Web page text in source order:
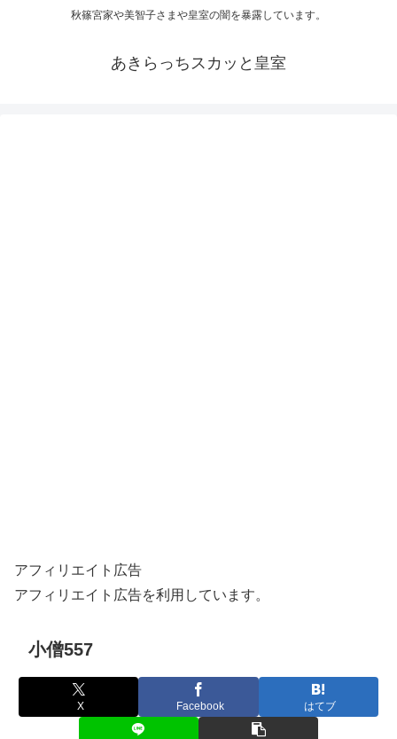
秋篠宮家や美智子さまや皇室の闇を暴露しています。
あきらっちスカッと皇室
アフィリエイト広告
アフィリエイト広告を利用しています。
小僧557
X Facebook はてブ